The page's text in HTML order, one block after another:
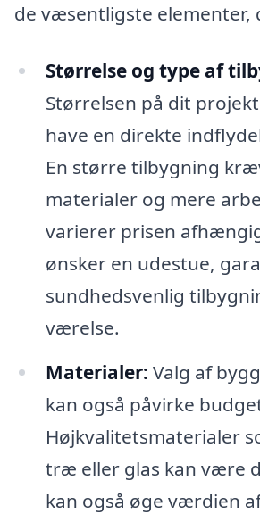
de væsentligste elementer,
Størrelse og type af
Størrelsen på dit
have en direkte
En større tilbygning
materialer og mere
varierer prisen
ønsker en udestue,
sundhedsvenlig
værelse.
Materialer: Valg af
kan også påvirke
Højkvalitetsmaterialer
træ eller glas kan være
kan også øge værdien